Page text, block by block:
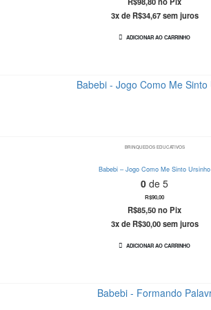
3x de R$34,67 sem juros
ADICIONAR AO CARRINHO
BRINQUEDOS EDUCATIVOS
Babebi – Jogo Como Me Sinto Ursinho
0 de 5
R$90,00
R$85,50no Pix
3x de R$30,00 sem juros
ADICIONAR AO CARRINHO